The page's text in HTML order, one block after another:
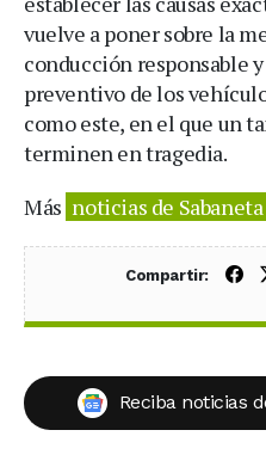
vuelve a poner sobre la
conducción responsable
preventivo de los
como este, en el que un
terminen en tragedia.
Más noticias de Sabaneta
Compartir:
Reciba noticias